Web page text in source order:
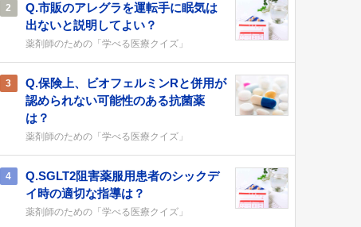
2
Q.市販のアレグラを運転手に眠気は
出ないと説明してよい？
薬剤師のための「学べる医療クイズ」
3
Q.保険上、ビオフェルミンRと併用が
認められない可能性のある抗菌薬
は？
薬剤師のための「学べる医療クイズ」
4
Q.SGLT2阻害薬服用患者のシックデ
イ時の適切な指導は？
薬剤師のための「学べる医療クイズ」